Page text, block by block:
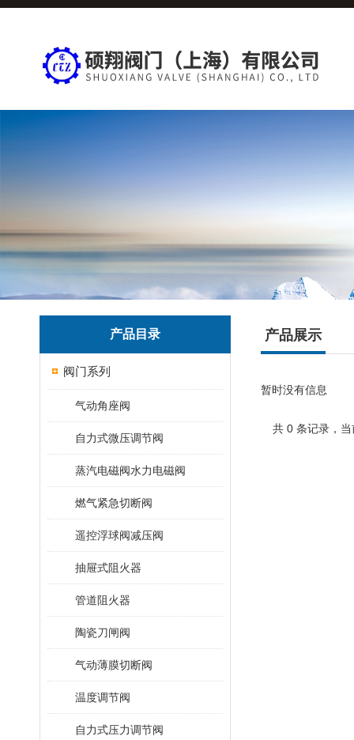
产品目录
阀门系列
气动角座阀
自力式微压调节阀
蒸汽电磁阀水力电磁阀
燃气紧急切断阀
遥控浮球阀减压阀
抽屉式阻火器
管道阻火器
陶瓷刀闸阀
气动薄膜切断阀
温度调节阀
自力式压力调节阀
产品展示
暂时没有信息
共 0 条记录，